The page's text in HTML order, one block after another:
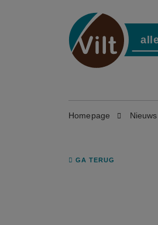
Homepage Nieuws
GA TERUG